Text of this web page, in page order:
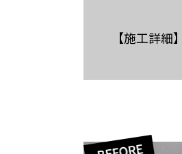
【施工詳細】